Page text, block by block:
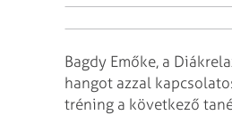
Bagdy Emőke, a
hangot azzal
tréning a következő